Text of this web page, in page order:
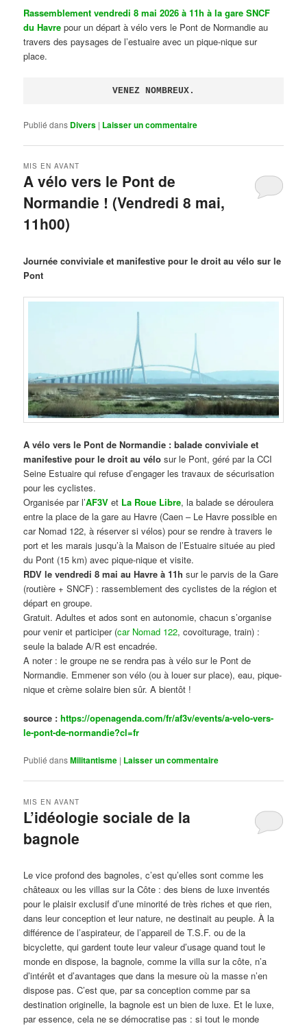
Rassemblement vendredi 8 mai 2026 à 11h à la gare SNCF
du Havre pour un départ à vélo vers le Pont de Normandie au
travers des paysages de l’estuaire avec un pique-nique sur
place.
VENEZ NOMBREUX.
Publié dans Divers | Laisser un commentaire
A vélo vers le Pont de
Normandie ! (Vendredi 8 mai,
11h00)
MIS EN AVANT
Journée conviviale et manifestive pour le droit au vélo sur le
Pont
A vélo vers le Pont de Normandie : balade conviviale et
manifestive pour le droit au vélo sur le Pont, géré par la CCI
Seine Estuaire qui refuse d’engager les travaux de sécurisation
pour les cyclistes.
Organisée par l’AF3V et La Roue Libre, la balade se déroulera
entre la place de la gare au Havre (Caen – Le Havre possible en
car Nomad 122, à réserver si vélos) pour se rendre à travers le
port et les marais jusqu’à la Maison de l’Estuaire située au pied
du Pont (15 km) avec pique-nique et visite.
RDV le vendredi 8 mai au Havre à 11h sur le parvis de la Gare
(routière + SNCF) : rassemblement des cyclistes de la région et
départ en groupe.
Gratuit. Adultes et ados sont en autonomie, chacun s’organise
pour venir et participer (car Nomad 122, covoiturage, train) :
seule la balade A/R est encadrée.
A noter : le groupe ne se rendra pas à vélo sur le Pont de
Normandie. Emmener son vélo (ou à louer sur place), eau, pique-
nique et crème solaire bien sûr. A bientôt !
source :https://openagenda.com/fr/af3v/events/a-velo-vers-
le-pont-de-normandie?cl=fr
Publié dansMilitantisme | Laisser un commentaire
L’idéologie sociale de la
bagnole
MIS EN AVANT
Le vice profond des bagnoles, c’est qu’elles sont comme les
châteaux ou les villas sur la Côte : des biens de luxe inventés
pour le plaisir exclusif d’une minorité de très riches et que rien,
dans leur conception et leur nature, ne destinait au peuple. À la
différence de l’aspirateur, de l’appareil de T.S.F. ou de la
bicyclette, qui gardent toute leur valeur d’usage quand tout le
monde en dispose, la bagnole, comme la villa sur la côte, n’a
d’intérêt et d’avantages que dans la mesure où la masse n’en
dispose pas. C’est que, par sa conception comme par sa
destination originelle, la bagnole est un bien de luxe. Et le luxe,
par essence, cela ne se démocratise pas : si tout le monde